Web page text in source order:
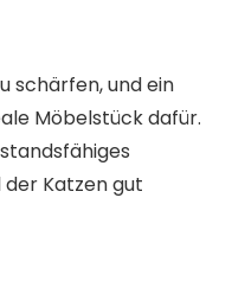
schärfen, und ein
Möbelstück dafür.
Katzen gut